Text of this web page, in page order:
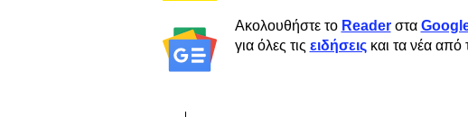
Ακολουθήστε το Readerστα
για όλες τις ειδήσειςκαι τα νέα από